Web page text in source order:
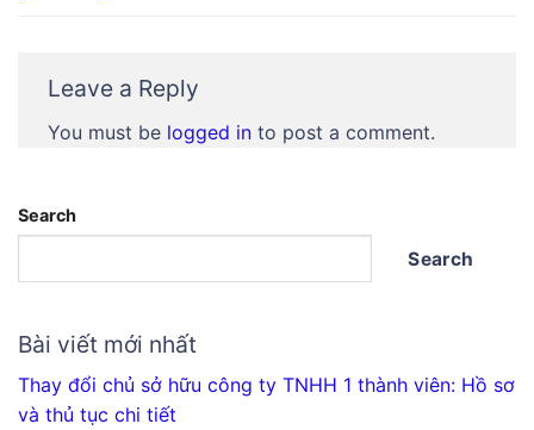
Leave a Reply
You must be logged in to post a comment.
Search
Search
Bài viết mới nhất
Thay đổi chủ sở hữu công ty TNHH 1 thành viên: Hồ sơ
và thủ tục chi tiết